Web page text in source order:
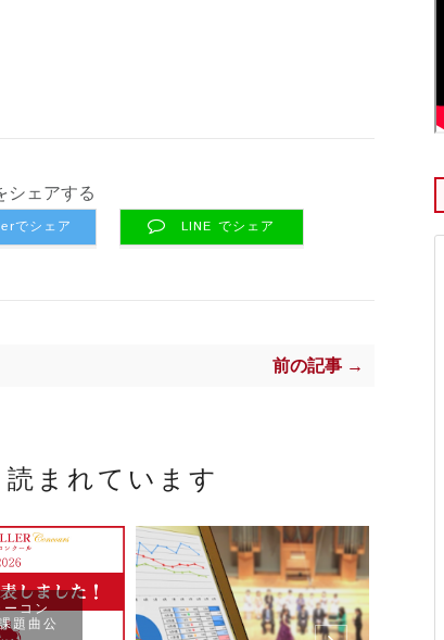
シェアする
でシェア LINE でシェア
前の記事 →
まれています
ーコン
題曲公